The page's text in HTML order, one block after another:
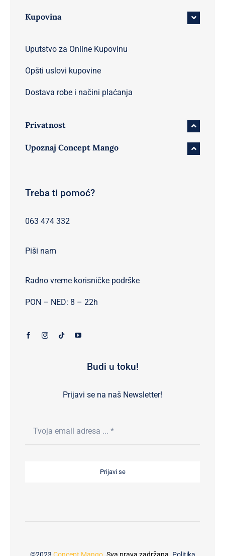
Budi u toku!
Prijavi se na naš Newsletter!
Prijavi se
Kupovina
Uputstvo za Online Kupovinu
Opšti uslovi kupovine
Dostava robe i načini plaćanja
Privatnost
Upoznaj Concept Mango
Treba ti pomoć?
063 474 332
Piši nam
Radno vreme korisničke podrške
PON – NED: 8 – 22h